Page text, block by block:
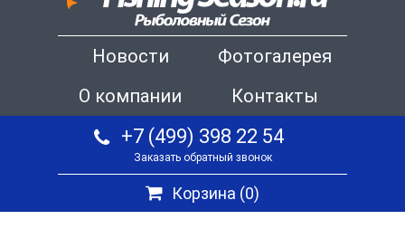
Новости
Фотогалерея
О компании
Контакты
+7 (499) 398 22 54
Заказать обратный звонок
Корзина (0)